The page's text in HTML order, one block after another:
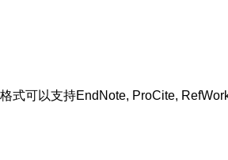
式可以支持EndNote, ProCite,